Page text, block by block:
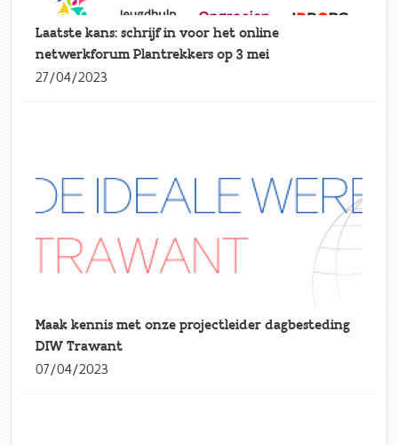
Laatste kans: schrijf in voor het online
netwerkforum Plantrekkers op 3 mei
27/04/2023
Maak kennis met onze projectleider dagbesteding
DIW Trawant
07/04/2023